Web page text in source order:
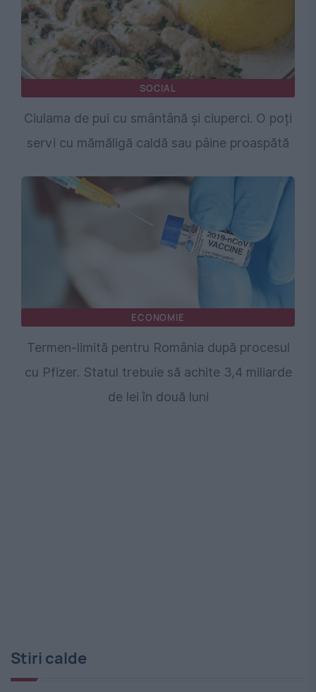
SOCIAL
Ciulama de pui cu smântână și ciuperci. O poți
servi cu mămăligă caldă sau pâine proaspătă
ECONOMIE
Termen-limită pentru România după procesul
cu Pfizer. Statul trebuie să achite 3,4 miliarde
de lei în două luni
Stiri calde